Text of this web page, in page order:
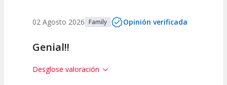
02 Agosto 2026 Family Opinión verificada
Genial!!
Desglose valoración